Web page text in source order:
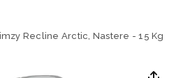
Recline Arctic, Nastere - 15 Kg